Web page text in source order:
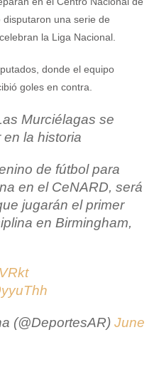
una serie de
la Liga Nacional.
donde el equipo
goles en contra.
Murciélagas se
la historia
de fútbol para
en el CeNARD, será
jugarán el primer
en Birmingham,
(@DeportesAR) June